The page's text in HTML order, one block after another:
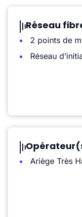
Réseau
2 points de
Réseau
Ariège Très